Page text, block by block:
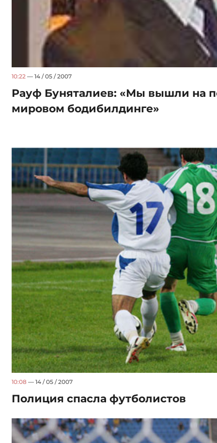
10:22 — 14 / 05 / 2007
Рауф Буняталиев: «Мы вышли на
мировом бодибилдинге»
10:08 — 14 / 05 / 2007
Полиция спасла футболистов